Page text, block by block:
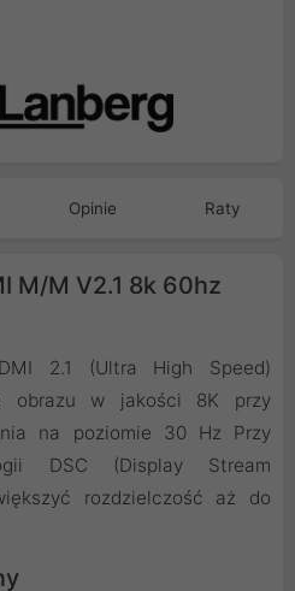
Opinie Raty
M/M V2.1 8k 60hz
2.1 (Ultra High Speed)
obrazu w jakości 8K przy
na poziomie 30 Hz Przy
DSC (Display Stream
rozdzielczość aż do